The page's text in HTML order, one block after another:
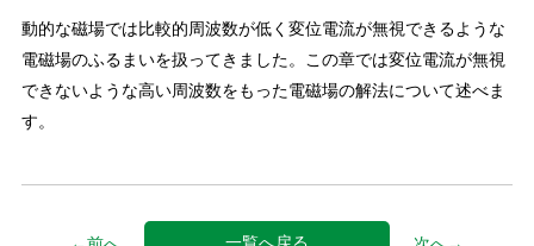
動的な磁場では比較的周波数が低く変位電流が無視できるような
電磁場のふるまいを扱ってきました。この章では変位電流が無視
できないような高い周波数をもった電磁場の解法について述べま
す。